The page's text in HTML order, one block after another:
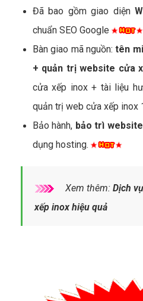
Đã bao gồm giao diện
chuẩn SEO Google
Bàn giao mã nguồn:tên
+ quản trị website cửa
cửa xếp inox + tài liệu
quản trị web cửa xếp inox
Bảo hành, bảo trì
dụng hosting.
Xem thêm: Dịch
xếp inox hiệu quả